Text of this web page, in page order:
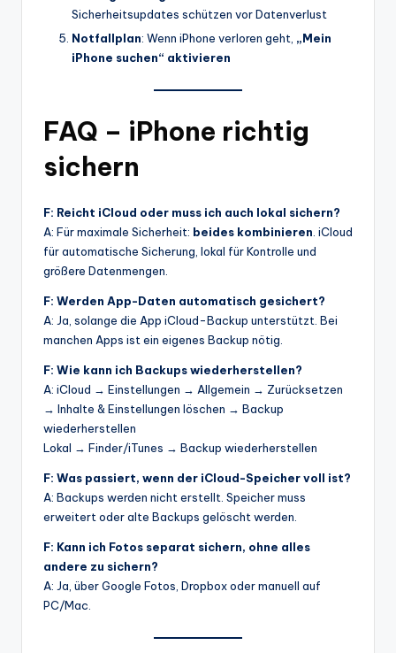
Sicherheitsupdates schützen vor Datenverlust
Notfallplan: Wenn iPhone verloren geht, „Mein
iPhone suchen“ aktivieren
FAQ – iPhone richtig
sichern
F: Reicht iCloud oder muss ich auch lokal sichern?
A: Für maximale Sicherheit: beides kombinieren . iCloud
für automatische Sicherung, lokal für Kontrolle und
größere Datenmengen.
F: Werden App-Daten automatisch gesichert?
A: Ja, solange die App iCloud-Backup unterstützt. Bei
manchen Apps ist ein eigenes Backup nötig.
F: Wie kann ich Backups wiederherstellen?
A: iCloud → Einstellungen → Allgemein → Zurücksetzen
→ Inhalte & Einstellungen löschen → Backup
wiederherstellen
Lokal → Finder/iTunes → Backup wiederherstellen
F: Was passiert, wenn der iCloud-Speicher voll ist?
A: Backups werden nicht erstellt. Speicher muss
erweitert oder alte Backups gelöscht werden.
F: Kann ich Fotos separat sichern, ohne alles
andere zu sichern?
A: Ja, über Google Fotos, Dropbox oder manuell auf
PC/Mac.